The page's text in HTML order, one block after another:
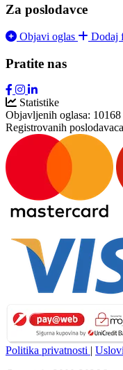
Za poslodavce
Objavi oglas Dodaj
Pratite nas
Statistike
Objavljenih oglasa: 10168
Registrovanih
Politika privatnosti |